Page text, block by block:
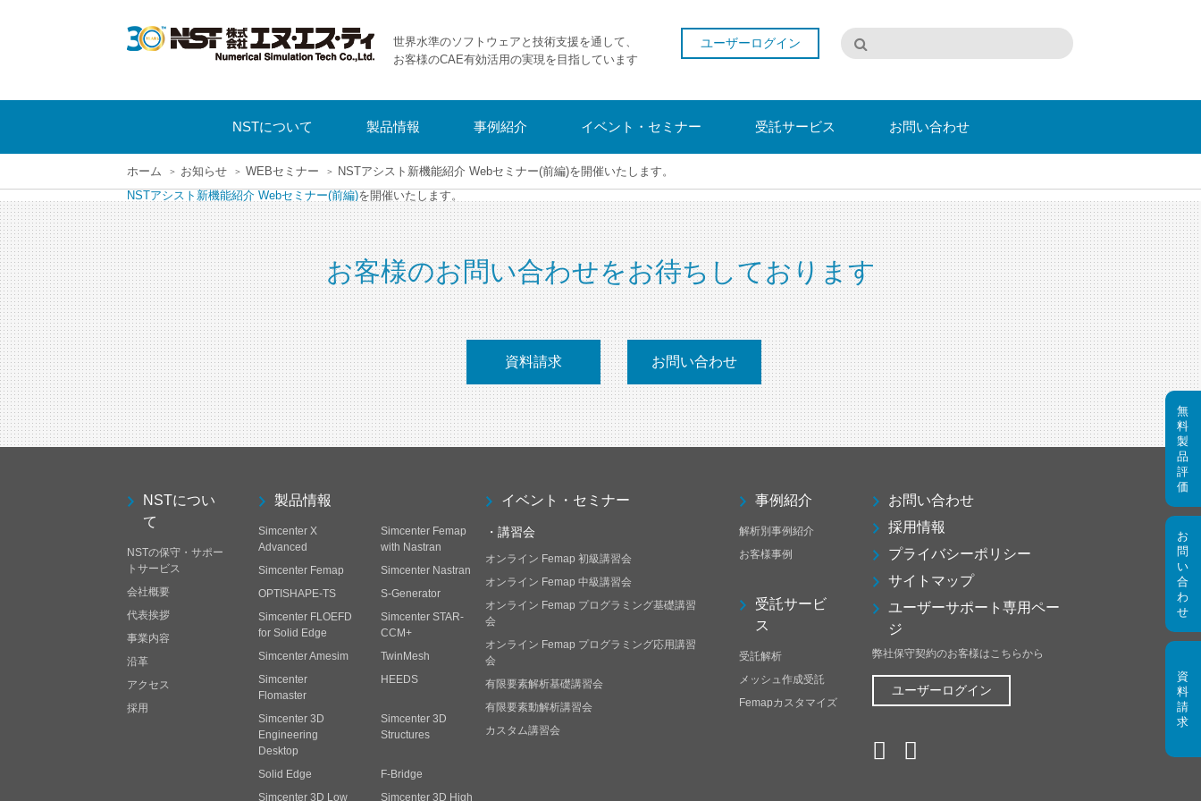
世界水準のソフトウェアと技術支援を通して、
お客様のCAE有効活用の実現を目指しています
ユーザーログイン
NSTについて 製品情報 事例紹介 イベント・セミナー 受託サービス お問い合わせ
ホーム お知らせ WEBセミナー
NSTアシスト新機能紹介 Webセミナー(前編)を開催いたします。
NSTアシスト新機能紹介 Webセミナー(前編)を開催いたします。
お客様のお問い合わせをお待ちしております
資料請求 お問い合わせ
NSTについ
て
NSTの保守・サポー
トサービス
会社概要
代表挨拶
事業内容
沿革
アクセス
採用
製品情報
Simcenter X
Advanced
Simcenter Femap
with Nastran
Simcenter Femap
Simcenter Nastran
OPTISHAPE-TS
S-Generator
Simcenter FLOEFD
for Solid Edge
Simcenter STAR-
CCM+
Simcenter Amesim
TwinMesh
Simcenter
Flomaster
HEEDS
Simcenter 3D
Engineering
Desktop
Simcenter 3D
Structures
Solid Edge
F-Bridge
Simcenter 3D Low
Simcenter 3D High
イベント・セミナー
・講習会
オンライン Femap 初級講習会
オンライン Femap 中級講習会
オンライン Femap プログラミング基礎講習
会
オンライン Femap プログラミング応用講習
会
有限要素解析基礎講習会
有限要素動解析講習会
カスタム講習会
事例紹介
解析別事例紹介
お客様事例
受託サービ
ス
受託解析
メッシュ作成受託
Femapカスタマイズ
お問い合わせ
採用情報
プライバシーポリシー
サイトマップ
ユーザーサポート専用ペー
ジ
弊社保守契約のお客様はこちらから
ユーザーログイン